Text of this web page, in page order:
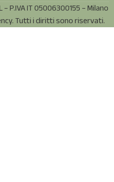
– P.IVA IT 05006300155 – Milano
Tutti i diritti sono riservati.